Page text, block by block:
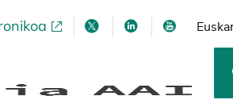
in a new tabopens in a new tab
opens in a
opens in